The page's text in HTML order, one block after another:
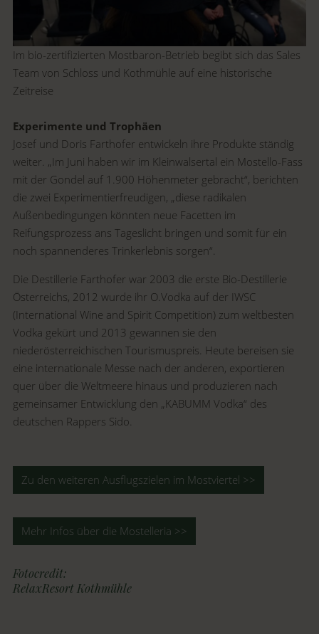
Im bio-zertifizierten Mostbaron-Betrieb begibt sich das Sales
Team von Schloss und Kothmühle auf eine historische
Zeitreise
Experimente und Trophäen
Josef und Doris Farthofer entwickeln ihre Produkte ständig
weiter. „Im Juni haben wir im Kleinwalsertal ein Mostello-Fass
mit der Gondel auf 1.900 Höhenmeter gebracht“, berichten
die zwei Experimentierfreudigen, „diese radikalen
Außenbedingungen könnten neue Facetten im
Reifungsprozess ans Tageslicht bringen und somit für ein
noch spannenderes Trinkerlebnis sorgen“.
Die Destillerie Farthofer war 2003 die erste Bio-Destillerie
Österreichs, 2012 wurde ihr O.Vodka auf der IWSC
(International Wine and Spirit Competition) zum weltbesten
Vodka gekürt und 2013 gewannen sie den
niederösterreichischen Tourismuspreis. Heute bereisen sie
eine internationale Messe nach der anderen, exportieren
quer über die Weltmeere hinaus und produzieren nach
gemeinsamer Entwicklung den „KABUMM Vodka“ des
deutschen Rappers Sido.
Zu den weiteren Ausflugszielen im Mostviertel >>
Mehr Infos über die Mostelleria >>
Fotocredit:
RelaxResort Kothmühle